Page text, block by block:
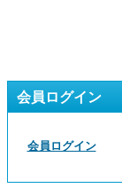
会員ログイン
会員ログイン